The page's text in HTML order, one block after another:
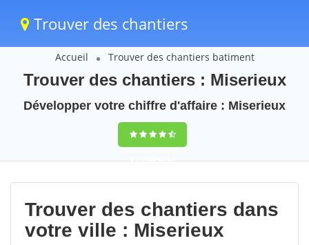
Trouver des chantiers
Accueil Trouver des chantiers batiment
Trouver des chantiers : Miserieux
Développer votre chiffre d'affaire : Miserieux
9,5(100%)42
votes
Trouver des chantiers dans
votre ville : Miserieux